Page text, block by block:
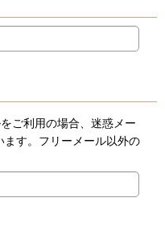
ご利用の場合、迷惑メー
ます。フリーメール以外の